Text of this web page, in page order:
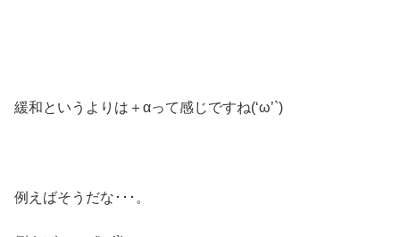
緩和というよりは＋αって感じですね(‘ω’`)
例えばそうだな･･･。